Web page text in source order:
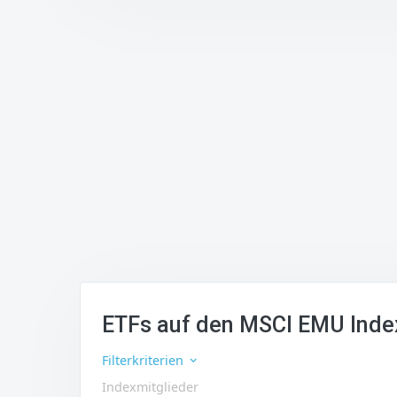
ETFs auf den MSCI EMU
Filterkriterien
Indexmitglieder